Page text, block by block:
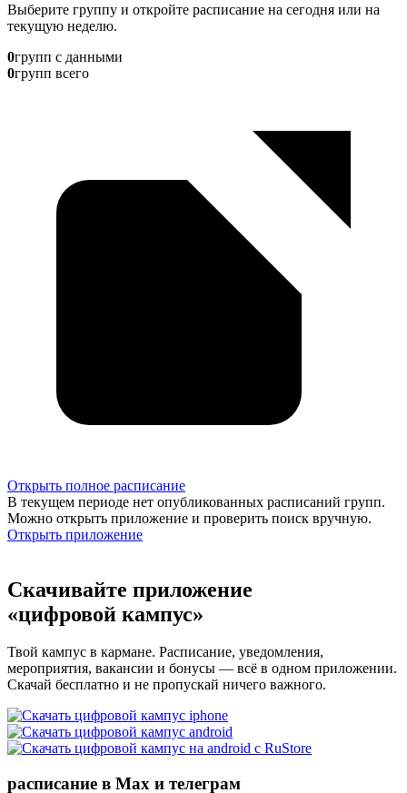
Выберите группу и откройте расписание на сегодня или на
текущую неделю.
0групп с данными
0групп всего
Открыть полное расписание
В текущем периоде нет опубликованных расписаний групп.
Можно открыть приложение и проверить поиск вручную.
Открыть приложение
Скачивайте приложение
«цифровой кампус»
Твой кампус в кармане. Расписание, уведомления,
мероприятия, вакансии и бонусы — всё в одном приложении.
Скачай бесплатно и не пропускай ничего важного.
расписание в Max и телеграм